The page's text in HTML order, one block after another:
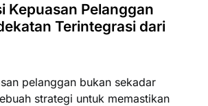
Kepuasan Pelanggan
Terintegrasi dari
pelanggan bukan sekadar
strategi untuk memastikan